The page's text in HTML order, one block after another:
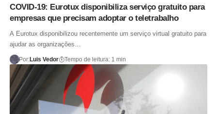
COVID-19: Eurotux disponibiliza serviço gratuito para
empresas que precisam adoptar o teletrabalho
A Eurotux disponibilizou recentemente um serviço virtual gratuito para
ajudar as organizações…
Por:Luis Vedor Tempo de leitura: 1 min